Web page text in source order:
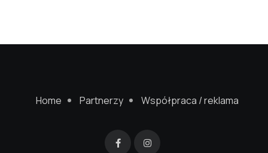
Home Partnerzy Współpraca / reklama